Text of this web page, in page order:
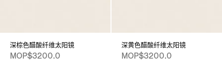
深棕色醋酸纤维太阳镜
MOP$3200.0
深黄色醋酸纤维太阳镜
MOP$3200.0